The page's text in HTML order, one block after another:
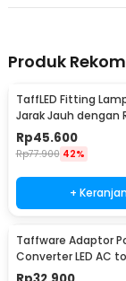
Produk
TaffLED Fitting
Jarak Jauh dengan
Control 220V E27 -
Rp45.600
Rp77.900 42%
+
Taffware Adaptor
Converter LED AC
60W - 1250